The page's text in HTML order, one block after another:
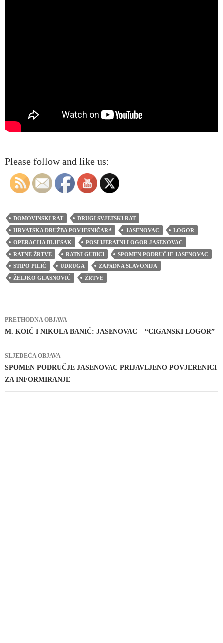
Please follow and like us:
DOMOVINSKI RAT
DRUGI SVJETSKI RAT
HRVATSKA DRUŽBA POVJESNIČARA
JASENOVAC
LOGOR
OPERACIJA BLJESAK
POSLIJERATNI LOGOR JASENOVAC
RATNE ŽRTVE
RATNI GUBICI
SPOMEN PODRUČJE JASENOVAC
STIPO PILIĆ
UDRUGA
ZAPADNA SLAVONIJA
ŽELJKO GLASNOVIĆ
ŽRTVE
Navigacija
objava
PRETHODNA OBJAVA
M. KOIĆ I NIKOLA BANIĆ: JASENOVAC – “CIGANSKI LOGOR”
SLJEDEĆA OBJAVA
SPOMEN PODRUČJE JASENOVAC PRIJAVLJENO POVJERENICI
ZA INFORMIRANJE